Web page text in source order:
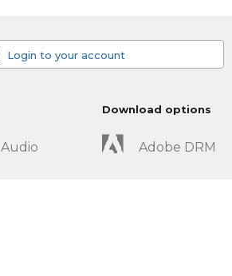
Login to your account
Audio
Download options
Adobe DRM